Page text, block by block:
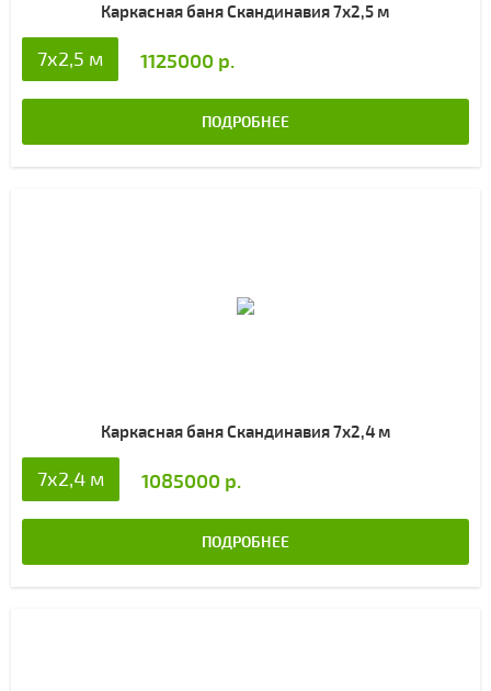
Каркасная баня Скандинавия 7х2,5 м
7х2,5 м 1125000 р.
ПОДРОБНЕЕ
Каркасная баня Скандинавия 7х2,4 м
7х2,4 м 1085000 р.
ПОДРОБНЕЕ